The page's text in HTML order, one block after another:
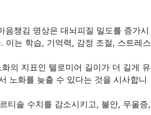
챙김 명상은 대뇌피질 밀도를 증가시
이는 학습, 기억력, 감정 조절, 스트레스
의 지표인 텔로미어 길이가 더 길게 유
노화를 늦출 수 있다는 것을 시사합니
티솔 수치를 감소시키고, 불안, 우울증,